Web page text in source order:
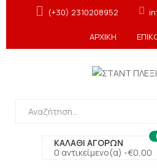
(+30) 2310208952
ΑΡΧΙΚΗ
ΚΑΛΑΘΙ ΑΓΟΡΩΝ
0 αντικείμενο(α) -€0,00